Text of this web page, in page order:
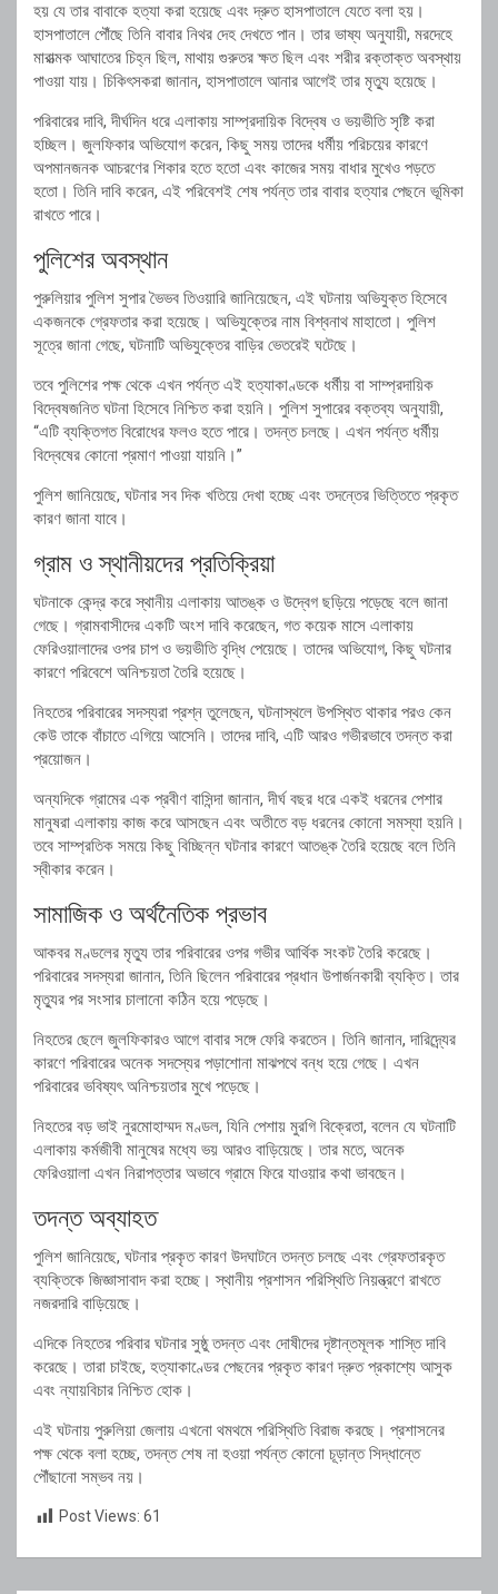
হয় যে তার বাবাকে হত্যা করা হয়েছে এবং দ্রুত হাসপাতালে যেতে বলা হয়।
হাসপাতালে পৌঁছে তিনি বাবার নিথর দেহ দেখতে পান। তার ভাষ্য অনুযায়ী, মরদেহে
মারাত্মক আঘাতের চিহ্ন ছিল, মাথায় গুরুতর ক্ষত ছিল এবং শরীর রক্তাক্ত অবস্থায়
পাওয়া যায়। চিকিৎসকরা জানান, হাসপাতালে আনার আগেই তার মৃত্যু হয়েছে।
পরিবারের দাবি, দীর্ঘদিন ধরে এলাকায় সাম্প্রদায়িক বিদ্বেষ ও ভয়ভীতি সৃষ্টি করা
হচ্ছিল। জুলফিকার অভিযোগ করেন, কিছু সময় তাদের ধর্মীয় পরিচয়ের কারণে
অপমানজনক আচরণের শিকার হতে হতো এবং কাজের সময় বাধার মুখেও পড়তে
হতো। তিনি দাবি করেন, এই পরিবেশই শেষ পর্যন্ত তার বাবার হত্যার পেছনে ভূমিকা
রাখতে পারে।
পুলিশের অবস্থান
পুরুলিয়ার পুলিশ সুপার ভৈভব তিওয়ারি জানিয়েছেন, এই ঘটনায় অভিযুক্ত হিসেবে
একজনকে গ্রেফতার করা হয়েছে। অভিযুক্তের নাম বিশ্বনাথ মাহাতো। পুলিশ
সূত্রে জানা গেছে, ঘটনাটি অভিযুক্তের বাড়ির ভেতরেই ঘটেছে।
তবে পুলিশের পক্ষ থেকে এখন পর্যন্ত এই হত্যাকাণ্ডকে ধর্মীয় বা সাম্প্রদায়িক
বিদ্বেষজনিত ঘটনা হিসেবে নিশ্চিত করা হয়নি। পুলিশ সুপারের বক্তব্য অনুযায়ী,
“এটি ব্যক্তিগত বিরোধের ফলও হতে পারে। তদন্ত চলছে। এখন পর্যন্ত ধর্মীয়
বিদ্বেষের কোনো প্রমাণ পাওয়া যায়নি।”
পুলিশ জানিয়েছে, ঘটনার সব দিক খতিয়ে দেখা হচ্ছে এবং তদন্তের ভিত্তিতে প্রকৃত
কারণ জানা যাবে।
গ্রাম ও স্থানীয়দের প্রতিক্রিয়া
ঘটনাকে কেন্দ্র করে স্থানীয় এলাকায় আতঙ্ক ও উদ্বেগ ছড়িয়ে পড়েছে বলে জানা
গেছে। গ্রামবাসীদের একটি অংশ দাবি করেছেন, গত কয়েক মাসে এলাকায়
ফেরিওয়ালাদের ওপর চাপ ও ভয়ভীতি বৃদ্ধি পেয়েছে। তাদের অভিযোগ, কিছু ঘটনার
কারণে পরিবেশে অনিশ্চয়তা তৈরি হয়েছে।
নিহতের পরিবারের সদস্যরা প্রশ্ন তুলেছেন, ঘটনাস্থলে উপস্থিত থাকার পরও কেন
কেউ তাকে বাঁচাতে এগিয়ে আসেনি। তাদের দাবি, এটি আরও গভীরভাবে তদন্ত করা
প্রয়োজন।
অন্যদিকে গ্রামের এক প্রবীণ বাসিন্দা জানান, দীর্ঘ বছর ধরে একই ধরনের পেশার
মানুষরা এলাকায় কাজ করে আসছেন এবং অতীতে বড় ধরনের কোনো সমস্যা হয়নি।
তবে সাম্প্রতিক সময়ে কিছু বিচ্ছিন্ন ঘটনার কারণে আতঙ্ক তৈরি হয়েছে বলে তিনি
স্বীকার করেন।
সামাজিক ও অর্থনৈতিক প্রভাব
আকবর মণ্ডলের মৃত্যু তার পরিবারের ওপর গভীর আর্থিক সংকট তৈরি করেছে।
পরিবারের সদস্যরা জানান, তিনি ছিলেন পরিবারের প্রধান উপার্জনকারী ব্যক্তি। তার
মৃত্যুর পর সংসার চালানো কঠিন হয়ে পড়েছে।
নিহতের ছেলে জুলফিকারও আগে বাবার সঙ্গে ফেরি করতেন। তিনি জানান, দারিদ্র্যের
কারণে পরিবারের অনেক সদস্যের পড়াশোনা মাঝপথে বন্ধ হয়ে গেছে। এখন
পরিবারের ভবিষ্যৎ অনিশ্চয়তার মুখে পড়েছে।
নিহতের বড় ভাই নুরমোহাম্মদ মণ্ডল, যিনি পেশায় মুরগি বিক্রেতা, বলেন যে ঘটনাটি
এলাকায় কর্মজীবী মানুষের মধ্যে ভয় আরও বাড়িয়েছে। তার মতে, অনেক
ফেরিওয়ালা এখন নিরাপত্তার অভাবে গ্রামে ফিরে যাওয়ার কথা ভাবছেন।
তদন্ত অব্যাহত
পুলিশ জানিয়েছে, ঘটনার প্রকৃত কারণ উদঘাটনে তদন্ত চলছে এবং গ্রেফতারকৃত
ব্যক্তিকে জিজ্ঞাসাবাদ করা হচ্ছে। স্থানীয় প্রশাসন পরিস্থিতি নিয়ন্ত্রণে রাখতে
নজরদারি বাড়িয়েছে।
এদিকে নিহতের পরিবার ঘটনার সুষ্ঠু তদন্ত এবং দোষীদের দৃষ্টান্তমূলক শাস্তি দাবি
করেছে। তারা চাইছে, হত্যাকাণ্ডের পেছনের প্রকৃত কারণ দ্রুত প্রকাশ্যে আসুক
এবং ন্যায়বিচার নিশ্চিত হোক।
এই ঘটনায় পুরুলিয়া জেলায় এখনো থমথমে পরিস্থিতি বিরাজ করছে। প্রশাসনের
পক্ষ থেকে বলা হচ্ছে, তদন্ত শেষ না হওয়া পর্যন্ত কোনো চূড়ান্ত সিদ্ধান্তে
পৌঁছানো সম্ভব নয়।
Post Views: 61